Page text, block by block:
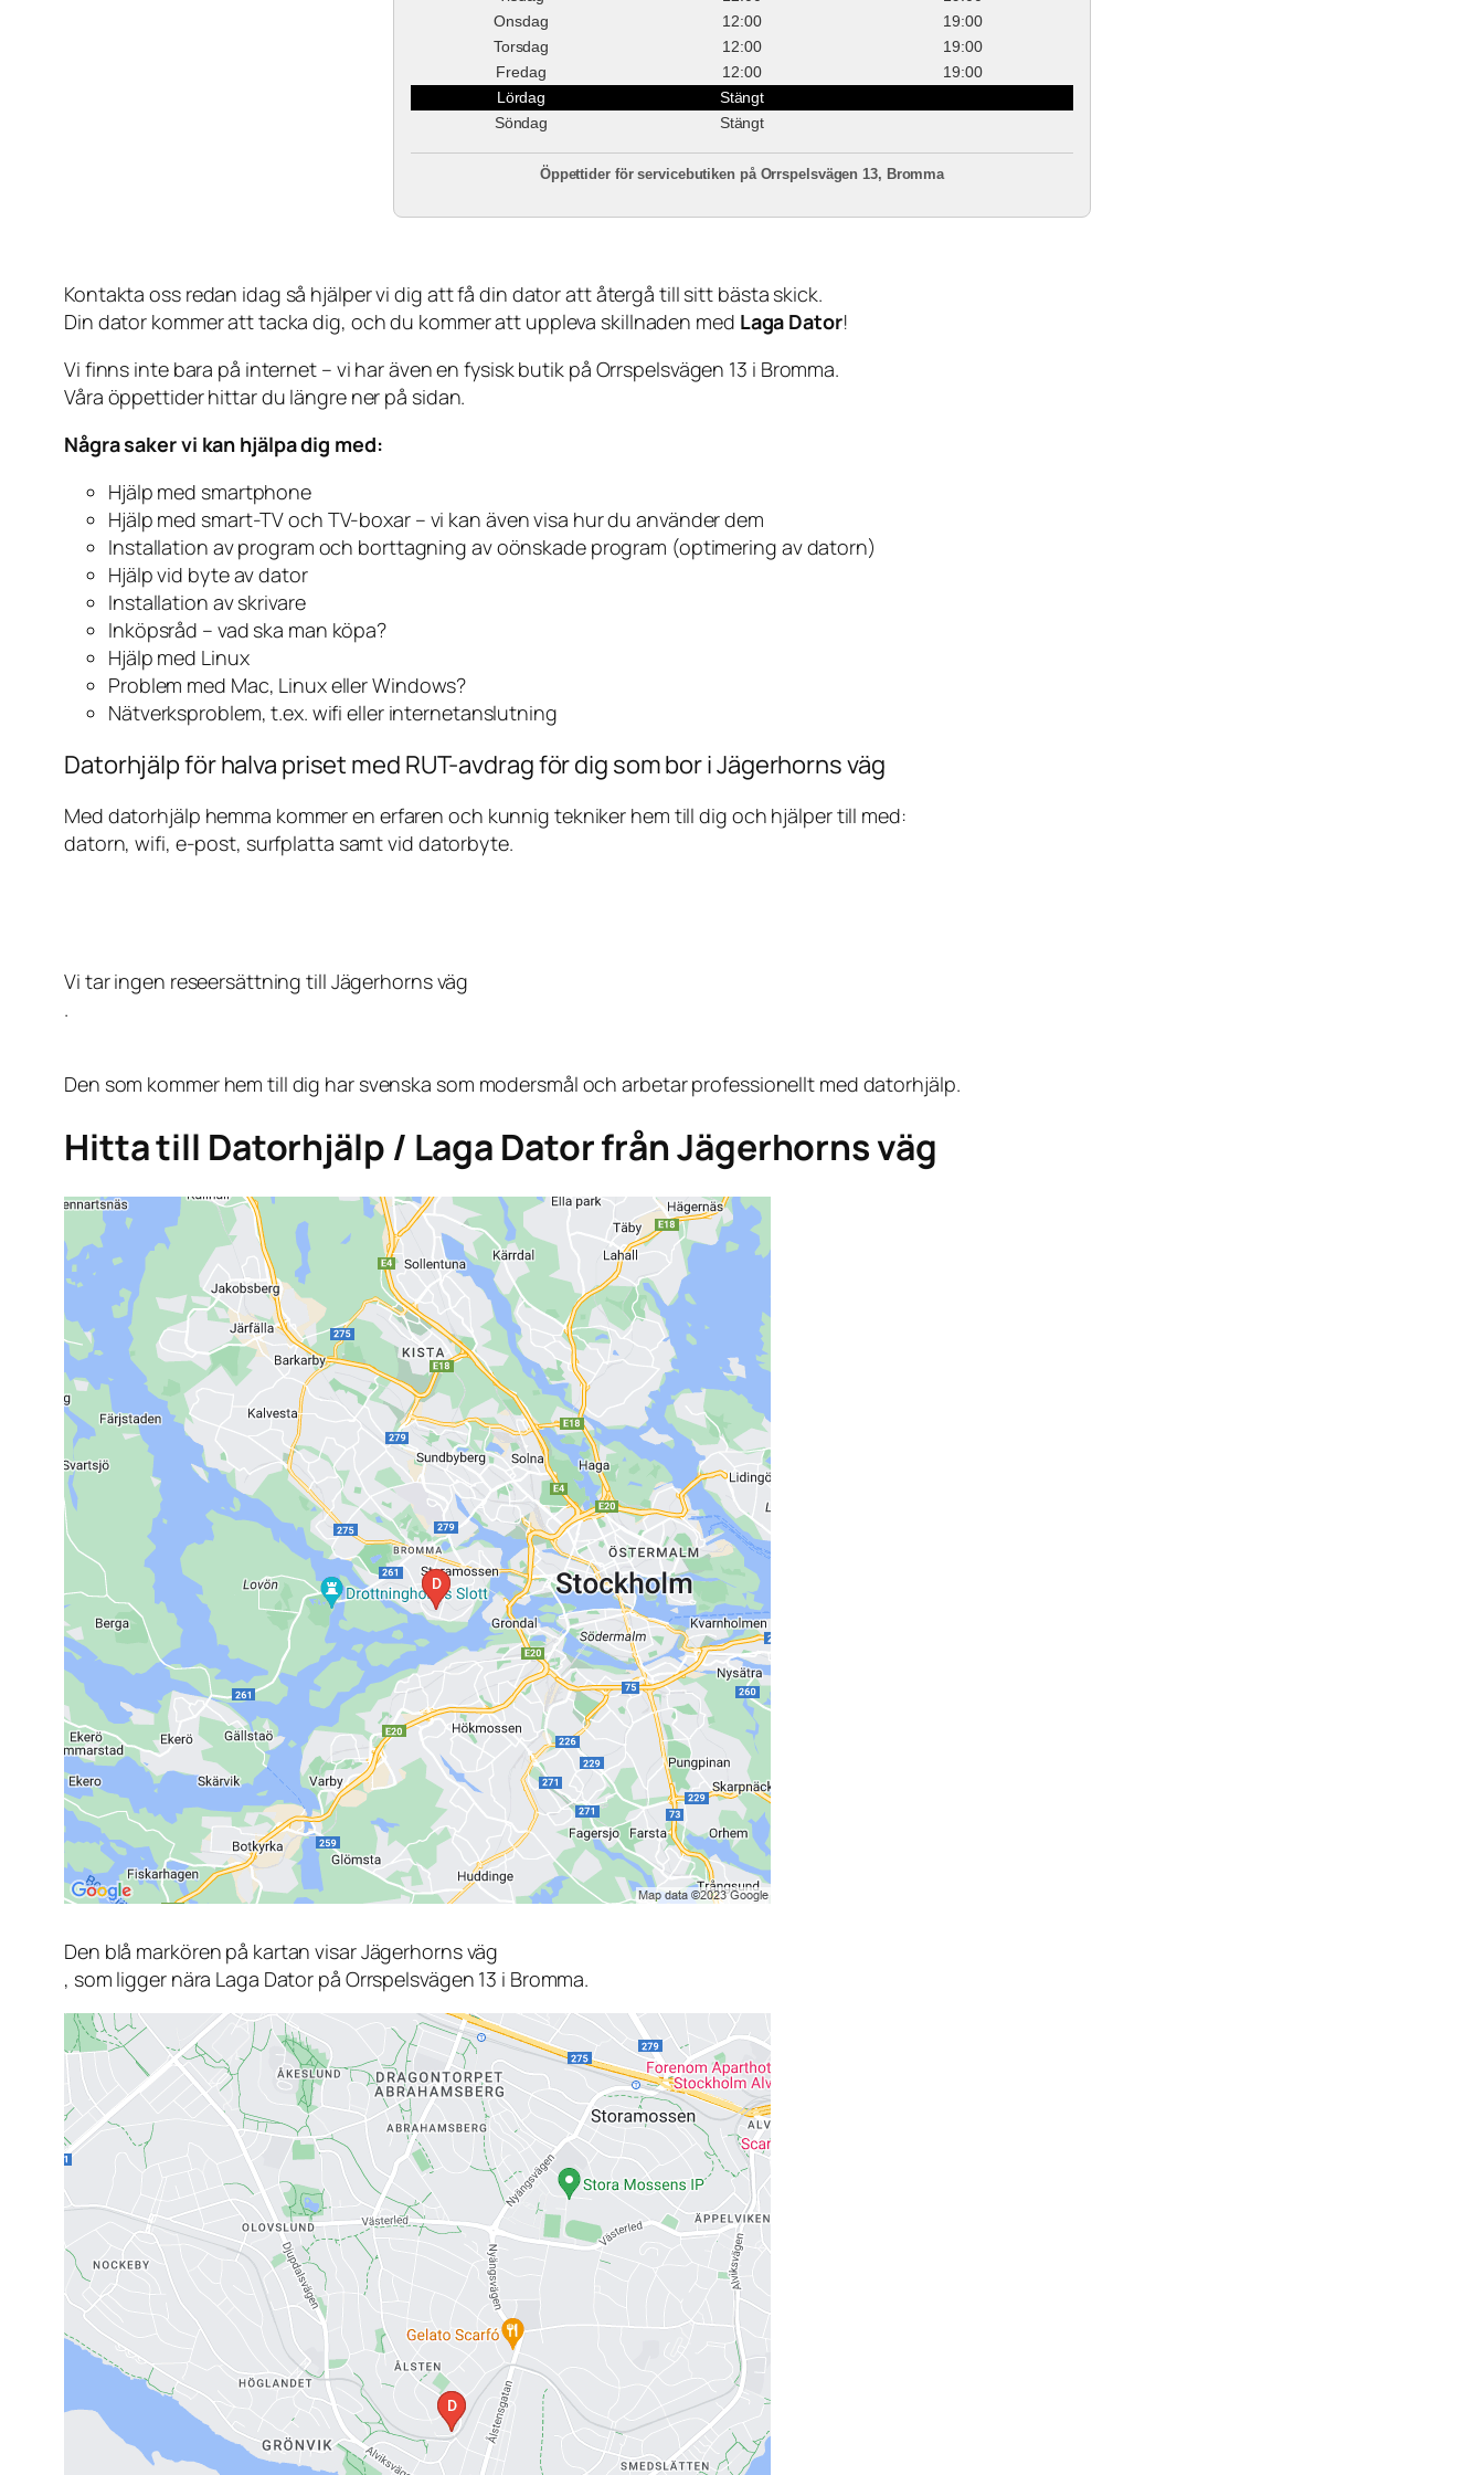
Onsdag
12:00
19:00
Torsdag
12:00
19:00
Fredag
12:00
19:00
Lördag
Stängt
Söndag
Stängt
Öppettider för servicebutiken på Orrspelsvägen 13, Bromma
Kontakta oss redan idag så hjälper vi dig att få din dator att återgå till sitt bästa skick.
Din dator kommer att tacka dig, och du kommer att uppleva skillnaden med Laga Dator!
Vi finns inte bara på internet – vi har även en fysisk butik på Orrspelsvägen 13 i Bromma.
Våra öppettider hittar du längre ner på sidan.
Några saker vi kan hjälpa dig med:
Hjälp med smartphone
Hjälp med smart-TV och TV-boxar – vi kan även visa hur du använder dem
Installation av program och borttagning av oönskade program (optimering av datorn)
Hjälp vid byte av dator
Installation av skrivare
Inköpsråd – vad ska man köpa?
Hjälp med Linux
Problem med Mac, Linux eller Windows?
Nätverksproblem, t.ex. wifi eller internetanslutning
Datorhjälp för halva priset med RUT-avdrag för dig som bor i Jägerhorns väg
Med datorhjälp hemma kommer en erfaren och kunnig tekniker hem till dig och hjälper till med:
datorn, wifi, e-post, surfplatta samt vid datorbyte.
Vi tar ingen reseersättning till Jägerhorns väg
.
Den som kommer hem till dig har svenska som modersmål och arbetar professionellt med datorhjälp.
Hitta till Datorhjälp / Laga Dator från Jägerhorns väg
Den blå markören på kartan visar Jägerhorns väg
, som ligger nära Laga Dator på Orrspelsvägen 13 i Bromma.